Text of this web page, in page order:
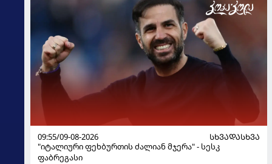
09:55/09-08-2026
ᲡᲮᲕᲐᲓᲐᲡᲮᲕᲐ
"იტალიური ფეხბურთის ძალიან მჯერა" - სესკ
ფაბრეგასი